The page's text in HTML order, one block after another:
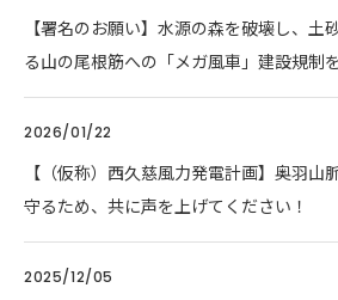
【署名のお願い】水源の森を破壊し、土
る山の尾根筋への「メガ風車」建設規制
2026/01/22
【（仮称）西久慈風力発電計画】奥羽山
守るため、共に声を上げてください！
2025/12/05